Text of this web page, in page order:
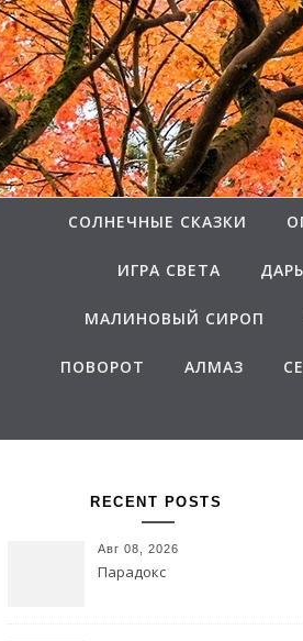
СОЛНЕЧНЫЕ СКАЗКИ
ИГРА СВЕТА
МАЛИНОВЫЙ СИРОП
ПОВОРОТ АЛМАЗ
RECENT POSTS
Авг 08, 2026
Парадокс